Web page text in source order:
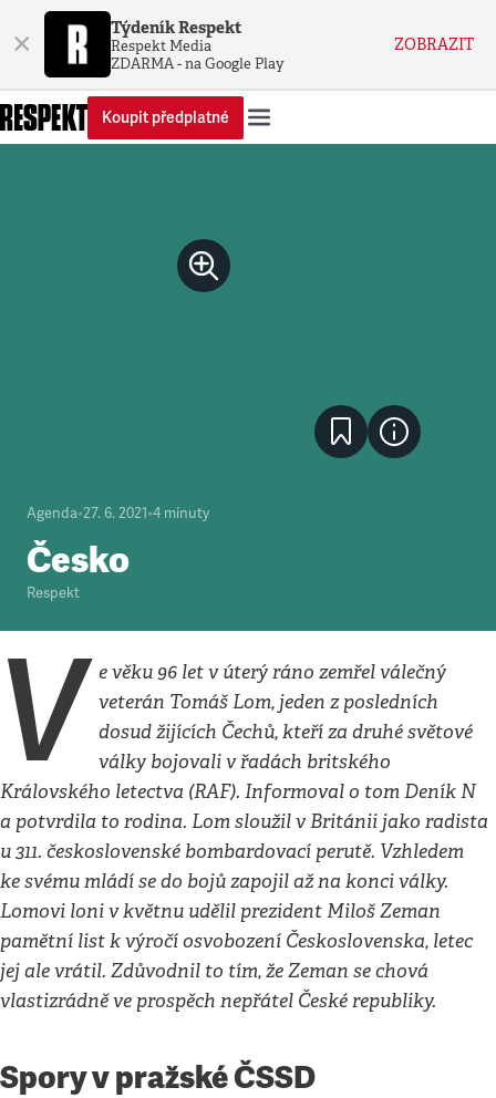
× Týdeník Respekt
Respekt Media
ZDARMA - na Google Play
ZOBRAZIT
Koupit předplatné
Agenda•27. 6. 2021•4 minuty
Česko
Respekt
V
e věku 96 let v úterý ráno zemřel válečný
veterán Tomáš Lom, jeden z posledních
dosud žijících Čechů, kteří za druhé světové
války bojovali v řadách britského
Královského letectva (RAF). Informoval o tom Deník N
a potvrdila to rodina. Lom sloužil v Británii jako radista
u 311. československé bombardovací perutě. Vzhledem
ke svému mládí se do bojů zapojil až na konci války.
Lomovi loni v květnu udělil prezident Miloš Zeman
pamětní list k výročí osvobození Československa, letec
jej ale vrátil. Zdůvodnil to tím, že Zeman se chová
vlastizrádně ve prospěch nepřátel České republiky.
Spory v pražské ČSSD